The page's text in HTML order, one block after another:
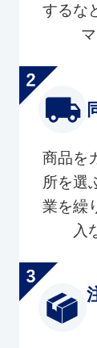
するな
商品を
所を選
業を繰
入